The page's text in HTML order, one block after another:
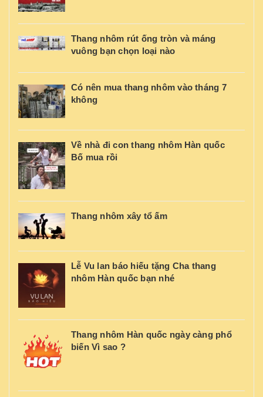
Thang nhôm rút ống tròn và máng
vuông bạn chọn loại nào
Có nên mua thang nhôm vào tháng 7
không
Về nhà đi con thang nhôm Hàn quốc
Bố mua rồi
Thang nhôm xây tổ ấm
Lễ Vu lan báo hiếu tặng Cha thang
nhôm Hàn quốc bạn nhé
Thang nhôm Hàn quốc ngày càng phổ
biến Vì sao ?